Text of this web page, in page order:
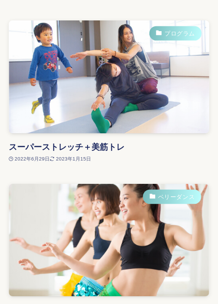
プログラム
スーパーストレッチ＋美筋トレ
2022年6月29日 2023年1月15日
ベリーダンス